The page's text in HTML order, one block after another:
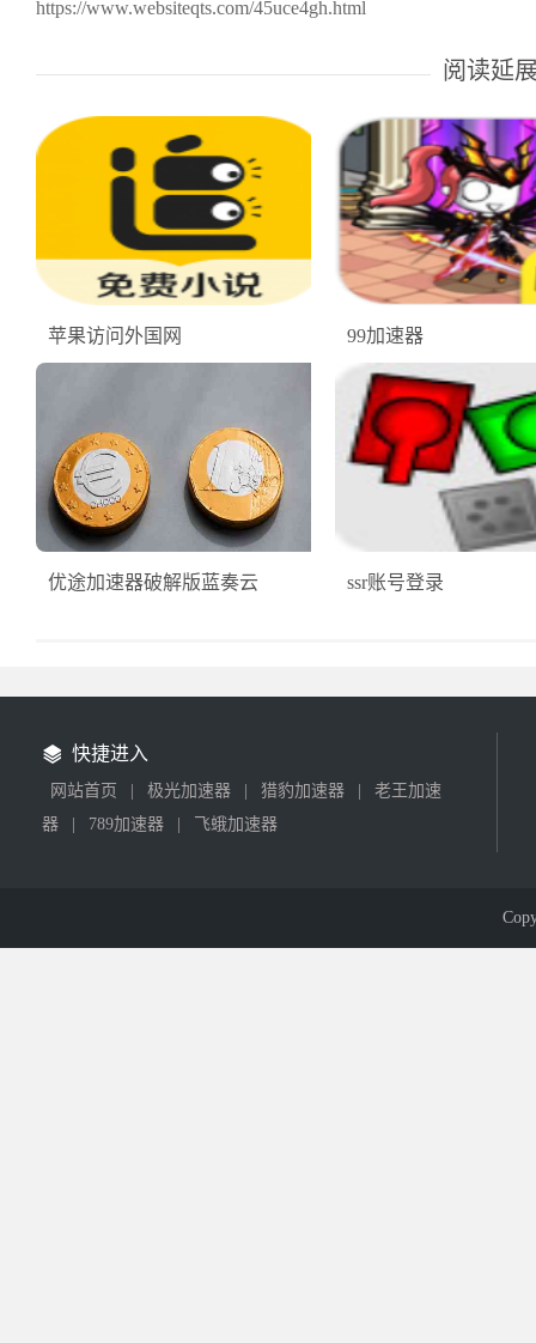
https://www.websiteqts.com/45uce4gh.html
阅读延
苹果访问外国网 99加速器
优途加速器破解版蓝奏云 ssr账号登录
快捷进入
网站首页 极光加速器 猎豹加速器
老王加速
器
789加速器 飞蛾加速器